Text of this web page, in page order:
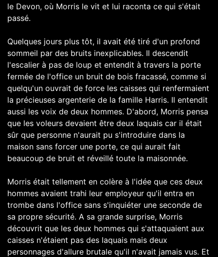
le Devon, où Morris le vit et lui raconta ce qui s'était
passé.
Quelques jours plus tôt, il avait été tiré d'un profond
sommeil par des bruits inexplicables. Il descendit
l'escalier à pas de loup et entendit à travers la porte
fermée de l'office un bruit de bois fracassé, comme si
quelqu'un ouvrait de force les caisses qui renfermaient
la précieuses argenterie de la famille Harris. Il entendit
aussi les voix de deux hommes. D'abord, Morris pensa
que les voleurs devaient être deux laquais car il était
sûr que personne n'aurait pu s'introduire dans la
maison sans forcer une porte, ce qui aurait fait
beaucoup de bruit et réveillé toute la maisonnée.
Morris était tellement en colère à l'idée que ces deux
hommes avaient trahi leur employeur qu'il entra en
trombe dans l'office sans s'inquiéter une seconde de
sa propre sécurité. A sa grande surprise, Morris
découvrit que les deux hommes qui s'attaquaient aux
caisses n'étaient pas des laquais mais deux
personnages d'allure brutale qu'il n'avait jamais vus. Et